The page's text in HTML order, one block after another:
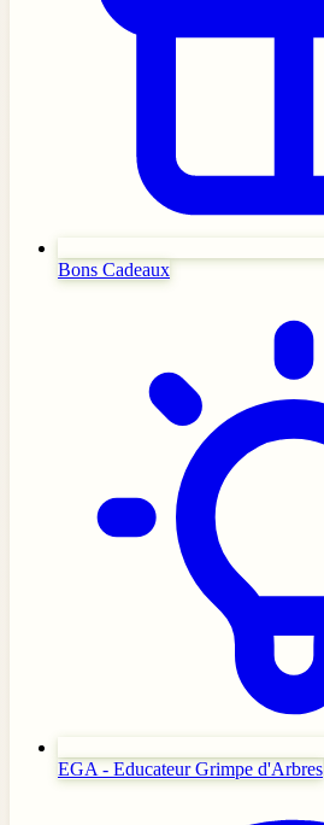
Bons Cadeaux
EGA - Educateur Grimpe d'Arbres